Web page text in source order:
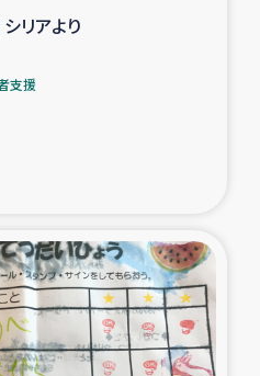
支援事業
緑化を通じた支援事業
災住民への緊急支援
リアより
支援